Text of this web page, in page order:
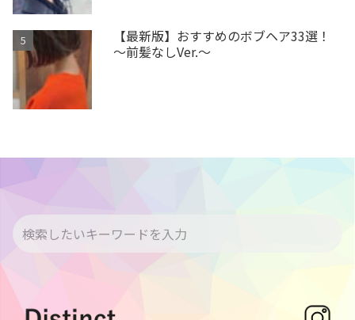
【最新版】おすすめのボブヘア33選！
～前髪なしVer.～